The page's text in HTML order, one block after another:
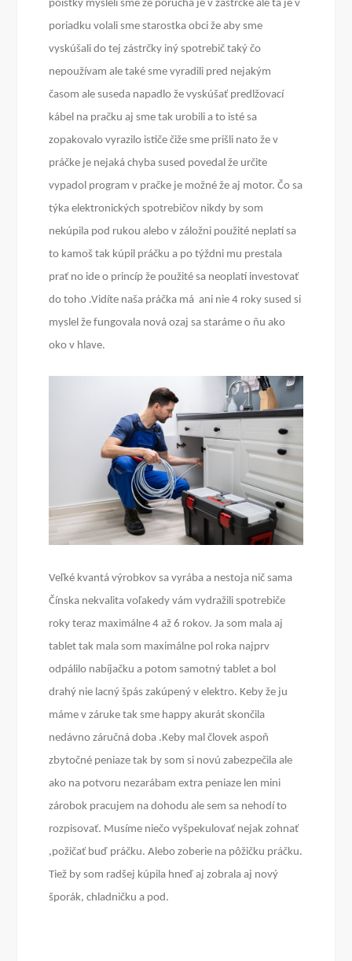
poistky mysleli sme že porucha je v zástrčke ale tá je v
poriadku volali sme starostka obci že aby sme
vyskúšali do tej zástrčky iný spotrebič taký čo
nepoužívam ale také sme vyradili pred nejakým
časom ale suseda napadlo že vyskúšať predlžovací
kábel na pračku aj sme tak urobili a to isté sa
zopakovalo vyrazilo ističe čiže sme prišli nato že v
práčke je nejaká chyba sused povedal že určite
vypadol program v pračke je možné že aj motor. Čo sa
týka elektronických spotrebičov nikdy by som
nekúpila pod rukou alebo v záložni použité neplatí sa
to kamoš tak kúpil práčku a po týždni mu prestala
prať no ide o princíp že použité sa neoplatí investovať
do toho .Vidíte naša práčka má ani nie 4 roky sused si
myslel že fungovala nová ozaj sa staráme o ňu ako
oko v hlave.
Veľké kvantá výrobkov sa vyrába a nestoja nič sama
Čínska nekvalita voľakedy vám vydražili spotrebiče
roky teraz maximálne 4 až 6 rokov. Ja som mala aj
tablet tak mala som maximálne pol roka najprv
odpálilo nabíjačku a potom samotný tablet a bol
drahý nie lacný špás zakúpený v elektro. Keby že ju
máme v záruke tak sme happy akurát skončila
nedávno záručná doba .Keby mal človek aspoň
zbytočné peniaze tak by som si novú zabezpečila ale
ako na potvoru nezarábam extra peniaze len mini
zárobok pracujem na dohodu ale sem sa nehodí to
rozpisovať. Musíme niečo vyšpekulovať nejak zohnať
,požičať buď práčku. Alebo zoberie na pôžičku práčku.
Tiež by som radšej kúpila hneď aj zobrala aj nový
šporák, chladničku a pod.